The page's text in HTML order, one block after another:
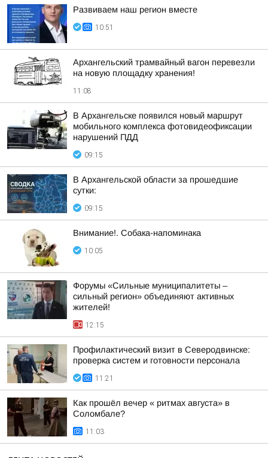
Развиваем наш регион вместе
10:51
Архангельский трамвайный вагон перевезли
на новую площадку хранения!
11:08
В Архангельске появился новый маршрут
мобильного комплекса фотовидеофиксации
нарушений ПДД
09:15
В Архангельской области за прошедшие
сутки:
09:15
Внимание!. Собака-напоминака
10:05
Форумы «Сильные муниципалитеты –
сильный регион» объединяют активных
жителей!
12:15
Профилактический визит в Северодвинске:
проверка систем и готовности персонала
11:21
Как прошёл вечер « ритмах августа» в
Соломбале?
11:03